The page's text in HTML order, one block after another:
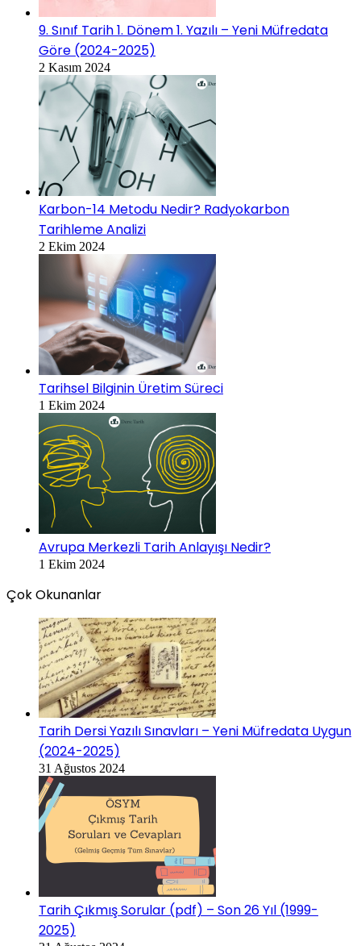
9. Sınıf Tarih 1. Dönem 1. Yazılı – Yeni Müfredata
Göre (2024-2025)
2 Kasım 2024
Karbon-14 Metodu Nedir? Radyokarbon
Tarihleme Analizi
2 Ekim 2024
Tarihsel Bilginin Üretim Süreci
1 Ekim 2024
Avrupa Merkezli Tarih Anlayışı Nedir?
1 Ekim 2024
Çok Okunanlar
Tarih Dersi Yazılı Sınavları – Yeni Müfredata Uygun
(2024-2025)
31 Ağustos 2024
Tarih Çıkmış Sorular (pdf) – Son 26 Yıl (1999-
2025)